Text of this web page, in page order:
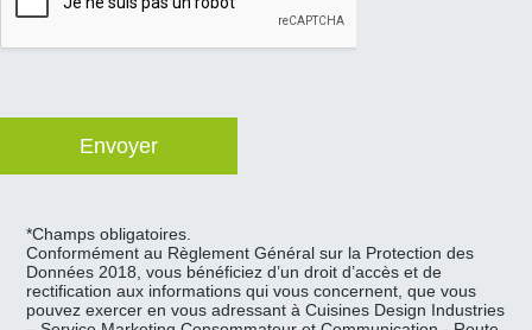
*Champs obligatoires.
Conformément au Règlement Général sur la Protection des
Données 2018, vous bénéficiez d’un droit d’accès et de
rectification aux informations qui vous concernent, que vous
pouvez exercer en vous adressant à Cuisines Design Industries